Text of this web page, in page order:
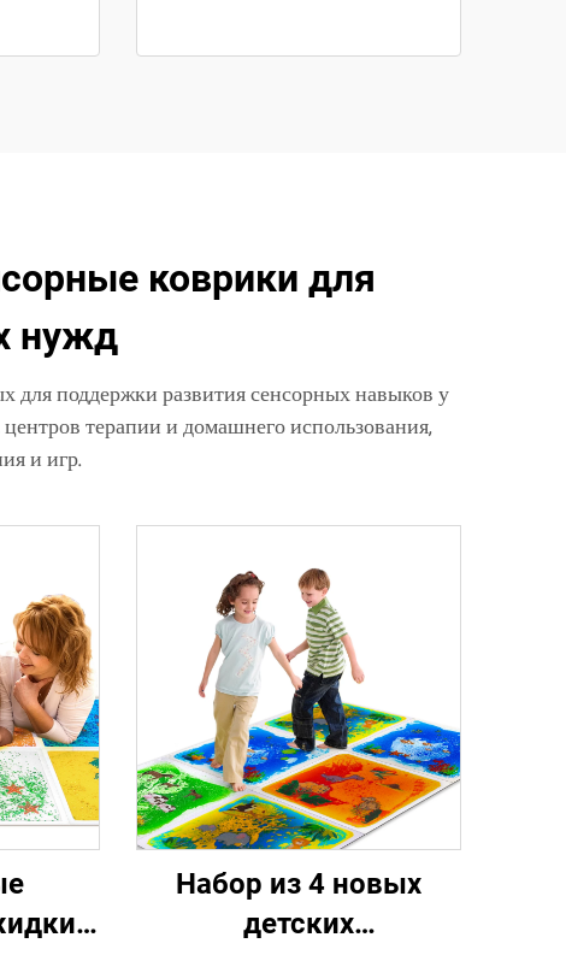
коврики для
нужд
для поддержки развития сенсорных навыков у
терапии и домашнего использования,
и игр.
Набор из 4 новых
детских